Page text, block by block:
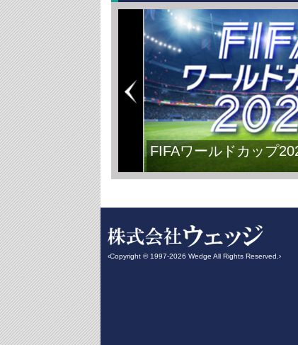
FIFAワールドカップ
‹Copyright © 1997-2026 Wedge All Rights Reserved.›